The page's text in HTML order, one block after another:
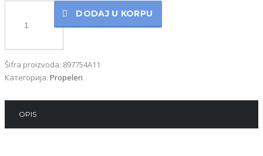
DODAJ U KORPU
Šifra proizvoda: 897754A11
Категорија: Propeleri
OPIS